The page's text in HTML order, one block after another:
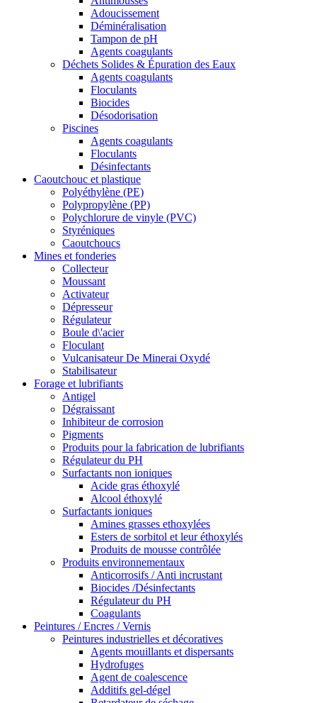
Adoucissement
Déminéralisation
Tampon de pH
Agents coagulants
Déchets Solides & Épuration des Eaux
Agents coagulants
Floculants
Biocides
Désodorisation
Piscines
Agents coagulants
Floculants
Désinfectants
Caoutchouc et plastique
Polyéthylène (PE)
Polypropylène (PP)
Polychlorure de vinyle (PVC)
Styréniques
Caoutchoucs
Mines et fonderies
Collecteur
Moussant
Activateur
Dépresseur
Régulateur
Boule d\'acier
Floculant
Vulcanisateur De Minerai Oxydé
Stabilisateur
Forage et lubrifiants
Antigel
Dégraissant
Inhibiteur de corrosion
Pigments
Produits pour la fabrication de lubrifiants
Régulateur du PH
Surfactants non ioniques
Acide gras éthoxylé
Alcool éthoxylé
Surfactants ioniques
Amines grasses ethoxylées
Esters de sorbitol et leur éthoxylés
Produits de mousse contrôlée
Produits environnementaux
Anticorrosifs / Anti incrustant
Biocides /Désinfectants
Régulateur du PH
Coagulants
Peintures / Encres / Vernis
Peintures industrielles et décoratives
Agents mouillants et dispersants
Hydrofuges
Agent de coalescence
Additifs gel-dégel